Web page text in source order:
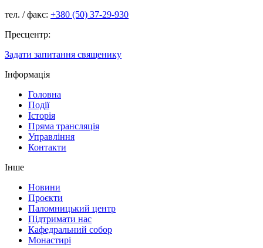
тел. / факс: +380 (50) 37-29-930
Пресцентр:
Задати запитання священику
Інформація
Головна
Події
Історія
Пряма трансляція
Управління
Контакти
Інше
Новини
Проєкти
Паломницький центр
Підтримати нас
Кафедральний собор
Монастирі